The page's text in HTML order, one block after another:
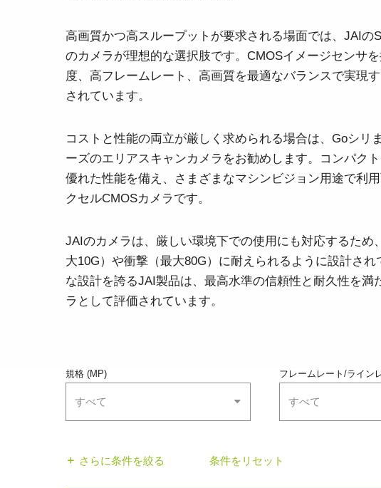
高画質かつ高スループットが要求される場面では、JAIの
のカメラが理想的な選択肢です。CMOSイメージセンサ
度、高フレームレート、高画質を最適なバランスで実現
されています。
コストと性能の両立が厳しく求められる場合は、Goシリ
ーズのエリアスキャンカメラをお勧めします。コンパク
優れた性能を備え、さまざまなマシンビジョン用途で利
クセルCMOSカメラです。
JAIのカメラは、厳しい環境下での使用にも対応するため
大10G）や衝撃（最大80G）に耐えられるように設計され
な設計を誇るJAI製品は、最高水準の信頼性と耐久性を満
ラとして評価されています。
規格 (MP)
すべて
フレームレート/ライン
すべて
さらに条件を絞る 条件をリセット